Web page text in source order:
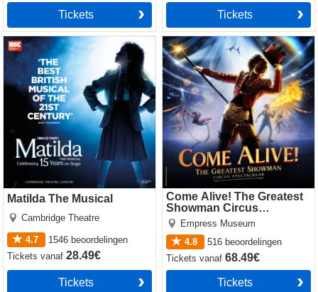
Tickets Tickets
Matilda The Musical
Cambridge Theatre
4.7 1546 beoordelingen
Ticketsvanaf28.49€
Tickets
Matilda The Musical
Come Alive! The Greatest
Showman Circus
Spectacular
Empress Museum
4.8
516 beoordelingen
Ticketsvanaf68.49€
Tickets
Come Alive! The Greatest
Showman Circus Spectacular